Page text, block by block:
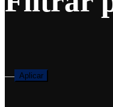
— Aplicar